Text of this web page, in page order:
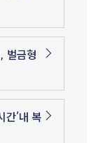
벌금형
간’내 복